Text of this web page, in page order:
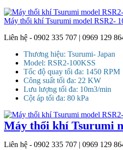
Máy thổi khí Tsurumi model RSR2-
Liên hệ - 0902 335 707 | 0969 129
Thương hiệu: Tsurumi- Japan
Model: RSR2-100KSS
Tốc độ quay tối đa: 1450 RPM
Công suất tối đa: 22 KW
Lưu lượng tối đa: 10m3/min
Cột áp tối đa: 80 kPa
Máy thổi khí Tsurumi
Liên hệ - 0902 335 707 | 0969 129